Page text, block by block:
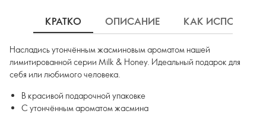
КРАТКО ОПИСАНИЕ КАК
Насладись утончённым жасминовым ароматом нашей
лимитированной серии Milk & Honey. Идеальный подарок для
себя или любимого человека.
В красивой подарочной упаковке
С утончённым ароматом жасмина